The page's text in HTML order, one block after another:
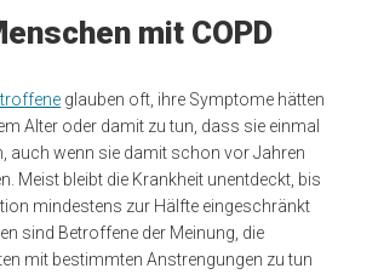
mit COPD
glauben oft, ihre Symptome hätten
Alter oder damit zu tun, dass sie einmal
auch wenn sie damit schon vor Jahren
Meist bleibt die Krankheit unentdeckt, bis
mindestens zur Hälfte eingeschränkt
sind Betroffene der Meinung, die
mit bestimmten Anstrengungen zu tun